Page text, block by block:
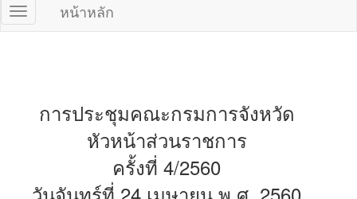
หน้าหลัก
การประชุมคณะกรมการจังหวัด
หัวหน้าส่วนราชการ
ครั้งที่ 4/2560